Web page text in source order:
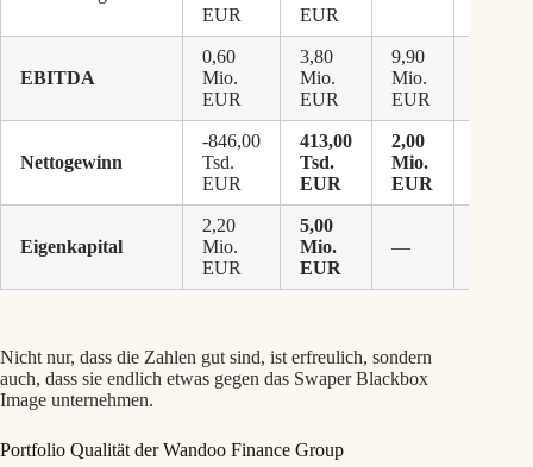
EUR
EUR
EBITDA
0,60
Mio.
EUR
3,80
Mio.
EUR
9,90
Mio.
EUR
Nettogewinn
-846,00
Tsd.
EUR
413,00
Tsd.
EUR
2,00
Mio.
EUR
Eigenkapital
2,20
Mio.
EUR
5,00
Mio.
EUR
—
Nicht nur, dass die Zahlen gut sind, ist erfreulich, sondern
auch, dass sie endlich etwas gegen das Swaper Blackbox
Image unternehmen.
Portfolio Qualität der Wandoo Finance Group